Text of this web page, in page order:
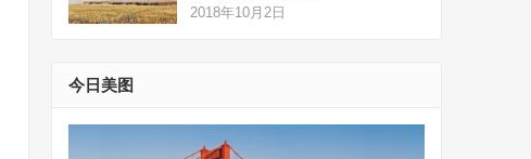
2018年10月2日
今日美图